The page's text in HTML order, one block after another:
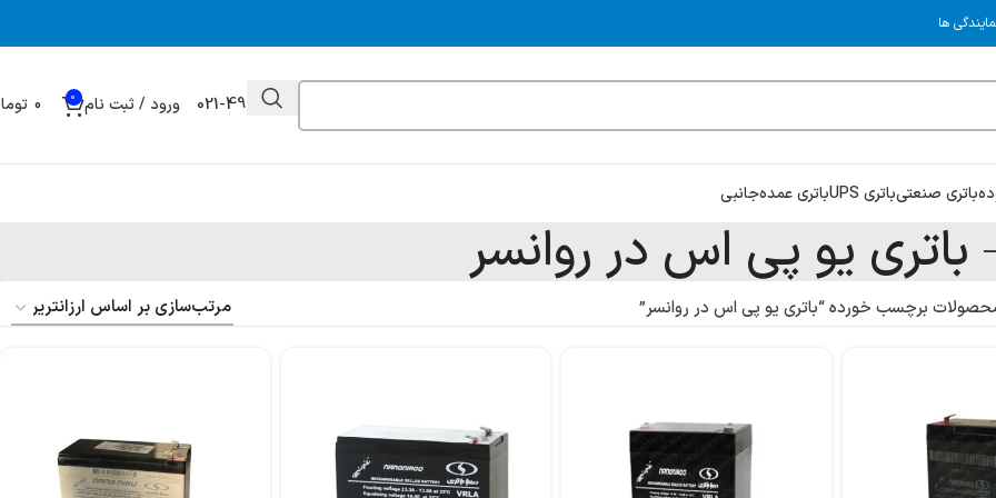
ها
021-49032000 ورود / ثبت نام 0
باتری صنعتیباتری UPS باتری عمدهجانبی
باتری یو پی اس در روانسر
برچسب خورده “باتری یو پی اس در روانسر”